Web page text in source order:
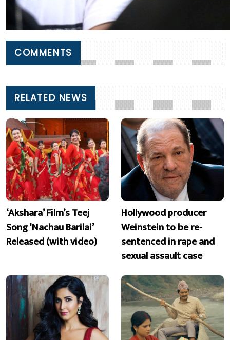
COMMENTS
RELATED NEWS
‘Akshara’ Film’s Teej
Song ‘Nachau Barilai’
Released (with video)
Hollywood producer
Weinstein to be re-
sentenced in rape and
sexual assault case